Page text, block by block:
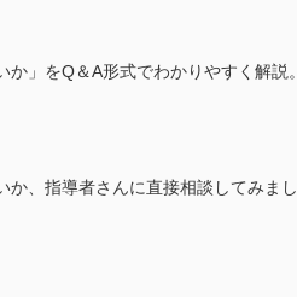
」をQ＆A形式でわかりやすく解説。
、指導者さんに直接相談してみまし